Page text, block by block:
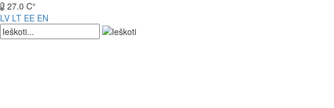
27.0 C°
LV LT EE EN